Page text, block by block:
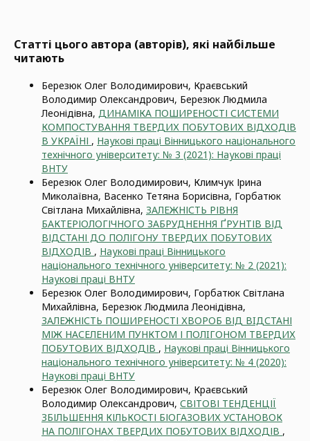
Статті цього автора (авторів), які найбільше
читають
Березюк Олег Володимирович, Краєвський
Володимир Олександрович, Березюк Людмила
Леонідівна, ДИНАМІКА ПОШИРЕНОСТІ СИСТЕМИ
КОМПОСТУВАННЯ ТВЕРДИХ ПОБУТОВИХ ВІДХОДІВ
В УКРАЇНІ , Наукові праці Вінницького національного
технічного університету: № 3 (2021): Наукові праці
ВНТУ
Березюк Олег Володимирович, Климчук Ірина
Миколаївна, Васенко Тетяна Борисівна, Горбатюк
Світлана Михайлівна, ЗАЛЕЖНІСТЬ РІВНЯ
БАКТЕРІОЛОГІЧНОГО ЗАБРУДНЕННЯ ҐРУНТІВ ВІД
ВІДСТАНІ ДО ПОЛІГОНУ ТВЕРДИХ ПОБУТОВИХ
ВІДХОДІВ , Наукові праці Вінницького
національного технічного університету: № 2 (2021):
Наукові праці ВНТУ
Березюк Олег Володимирович, Горбатюк Світлана
Михайлівна, Березюк Людмила Леонідівна,
ЗАЛЕЖНІСТЬ ПОШИРЕНОСТІ ХВОРОБ ВІД ВIДСТАНІ
МІЖ НАСЕЛЕНИМ ПУНКТОМ І ПОЛIГОНОМ ТВЕРДИХ
ПОБУТОВИХ ВІДХОДІВ , Наукові праці Вінницького
національного технічного університету: № 4 (2020):
Наукові праці ВНТУ
Березюк Олег Володимирович, Краєвський
Володимир Олександрович, СВІТОВІ ТЕНДЕНЦІЇ
ЗБІЛЬШЕННЯ КІЛЬКОСТІ БІОГАЗОВИХ УСТАНОВОК
НА ПОЛІГОНАХ ТВЕРДИХ ПОБУТОВИХ ВІДХОДІВ ,